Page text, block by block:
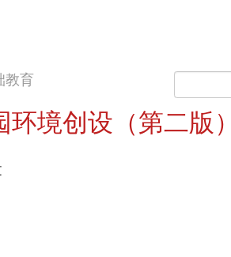
教育
环境创设（第二版